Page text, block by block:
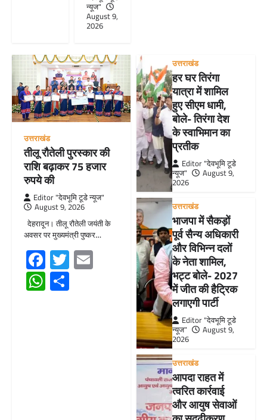
न्यूज"
August 9,
2026
उत्तराखंड
तीलू रौतेली पुरस्कार की
राशि बढ़ाकर 75 हजार
रुपये की
Editor "देवभूमि टूडे न्यूज"
August 9, 2026
देहरादून। तीलू रौतेली जयंती के
अवसर पर मुख्यमंत्री पुष्कर…
Facebook
TwitterEmail
WhatsApp
उत्तराखंड
हर घर तिरंगा
यात्रा में शामिल
हुए सीएम धामी,
बोले- तिरंगा देश
के स्वाभिमान का
प्रतीक
Editor "देवभूमि टूडे
न्यूज"
August 9,
2026
उत्तराखंड
भाजपा में सैकड़ों
पूर्व सैन्य अधिकारी
और विभिन्न दलों
के नेता शामिल,
भट्ट बोले- 2027
में जीत की हैट्रिक
लगाएगी पार्टी
Editor "देवभूमि टूडे
न्यूज"
August 9,
2026
उत्तराखंड
आपदा राहत में
त्वरित कार्रवाई
और आयुष सेवाओं